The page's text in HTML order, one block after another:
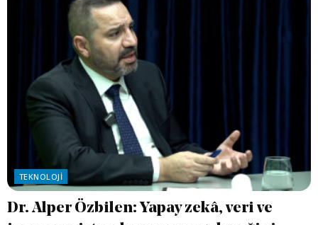
TEKNOLOJI
Dr. Alper Özbilen: Yapay zekâ, veri ve